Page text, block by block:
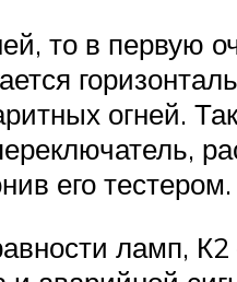
то в первую
огней.
его тестером.
ламп, К2